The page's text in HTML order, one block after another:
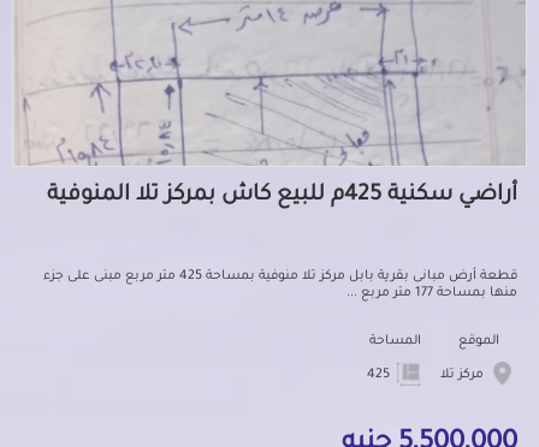
أراضي سكنية 425م للبيع كاش بمركز تلا المنوفية
قطعة أرض مبانى بقرية بابل مركز تلا منوفية بمساحة 425 متر مربع مبنى على جزء
منها بمساحة 177 متر مربع ...
الموقع
مركز تلا
المساحة